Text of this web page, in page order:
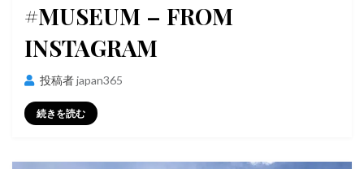
#MUSEUM – FROM
INSTAGRAM
投稿者japan365
続きを読む